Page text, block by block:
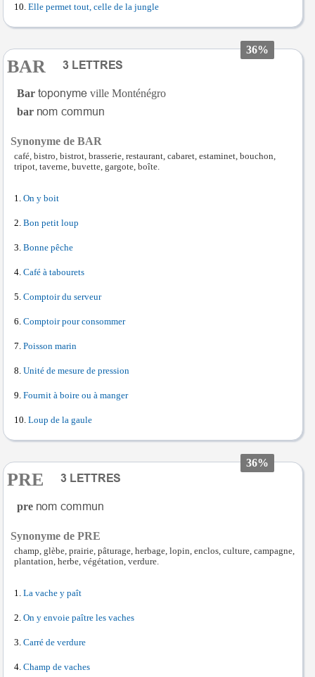
Elle permet tout, celle de la jungle
36%
BAR
Bar
ville Monténégro
bar
Synonyme de BAR
café, bistro, bistrot, brasserie, restaurant, cabaret, estaminet, bouchon,
tripot, taverne, buvette, gargote, boîte.
On y boit
Bon petit loup
Bonne pêche
Café à tabourets
Comptoir du serveur
Comptoir pour consommer
Poisson marin
Unité de mesure de pression
Fournit à boire ou à manger
Loup de la gaule
36%
PRE
pre
Synonyme de PRE
champ, glèbe, prairie, pâturage, herbage, lopin, enclos, culture, campagne,
plantation, herbe, végétation, verdure.
La vache y paît
On y envoie paître les vaches
Carré de verdure
Champ de vaches